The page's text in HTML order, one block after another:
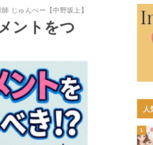
師 じゅんぺー【中野坂上】
ントをつ
人